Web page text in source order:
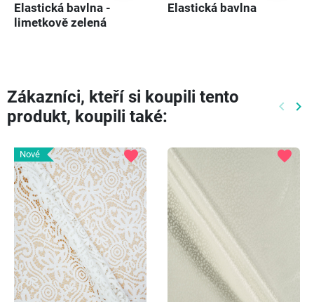
Elastická bavlna -
limetkově zelená
Elastická bavlna
Zákazníci, kteří si koupili tento
produkt, koupili také:
keyboard_arrow_left keyboard_arrow_right
Nové favorite favorite